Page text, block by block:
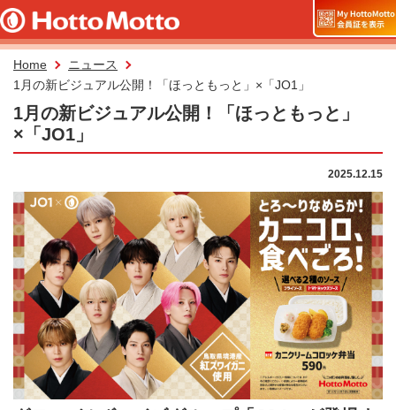
Home
ニュース
1月の新ビジュアル公開！「ほっともっと」×「JO1」
1月の新ビジュアル公開！「ほっともっと」
×「JO1」
2025.12.15